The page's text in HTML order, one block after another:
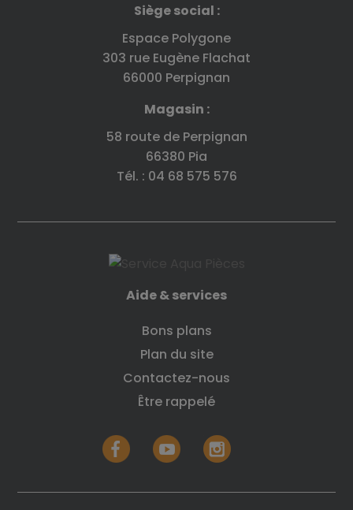
Siège social :
Espace Polygone
303 rue Eugène Flachat
66000 Perpignan
Magasin :
58 route de Perpignan
66380 Pia
Tél. : 04 68 575 576
Aide & services
Bons plans
Plan du site
Contactez-nous
Être rappelé